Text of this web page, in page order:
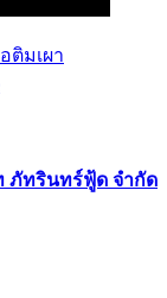
ติมเผา
ภัทรินทร์ฟู้ด จำกัด